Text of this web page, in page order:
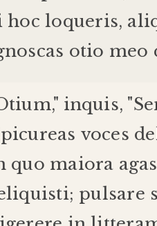
hoc loqueris,
otio meo
," inquis, "
voces
quo maiora agas
; pulsare